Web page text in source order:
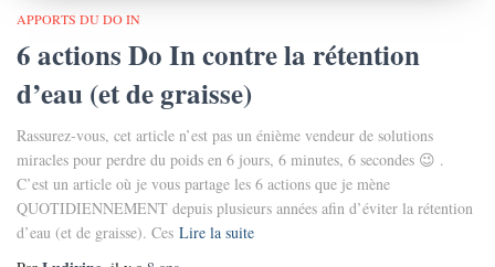
APPORTS DU DO IN
6 actions Do In contre la rétention
d’eau (et de graisse)
Rassurez-vous, cet article n’est pas un énième vendeur de solutions
miracles pour perdre du poids en 6 jours, 6 minutes, 6 secondes 😉 .
C’est un article où je vous partage les 6 actions que je mène
QUOTIDIENNEMENT depuis plusieurs années afin d’éviter la rétention
d’eau (et de graisse). Ces Lire la suite